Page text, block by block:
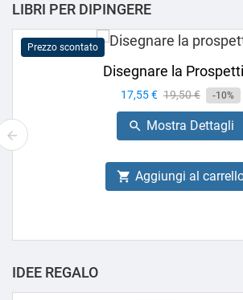
LIBRI PER DIPINGERE
Prezzo scontato
Disegnare la
Prezzo
17,55 € Prezzo
base
19,50 € -10%
 Mostra Dettagli
 Aggiungi al
IDEE REGALO